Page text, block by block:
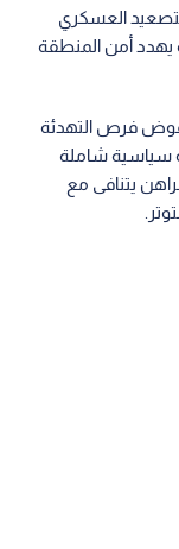
العسكري
يهدد أمن المنطقة
فرص التهدئة
سياسية شاملة
يتنافى مع